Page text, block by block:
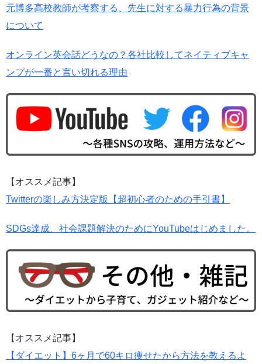
元博多高校教師が考察する、先生に対する暴力行為の背景
について
オンライン英会話どうなの？各社比較してネイティブキャ
ンプが一番と言い切れる理由
【オススメ記事】
Twitterの楽しみ方決定版【超初心者のための手引書】
SDGs達成、社会課題解決のためにYouTubeはじめました。
【オススメ記事】
【ダイエット】6ヶ月で60キロ痩せたから方法を教えるよ